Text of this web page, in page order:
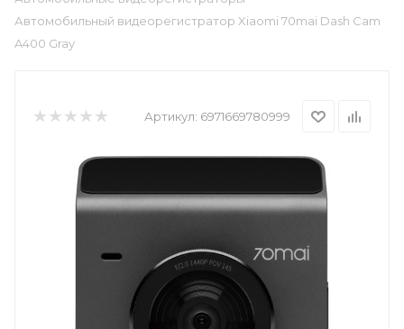
Автомобильный видеорегистратор Xiaomi 70mai Dash Cam
A400 Gray
Артикул: 6971669780999